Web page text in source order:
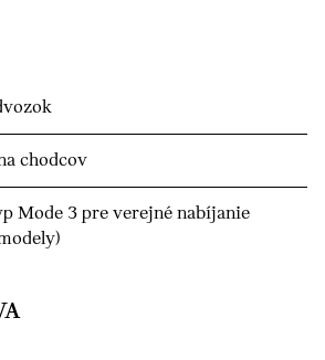
chodcov
Mode 3 pre verejné nabíjanie